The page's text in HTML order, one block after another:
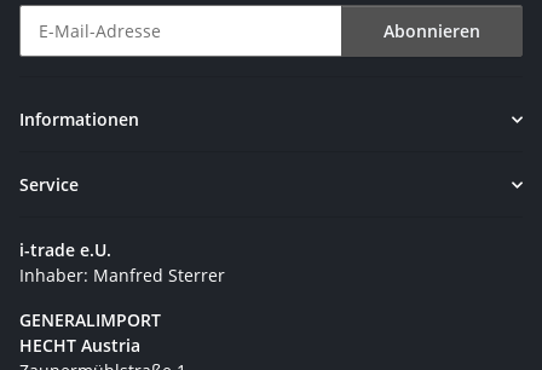
Abonnieren
Informationen
Service
i-trade e.U.
Inhaber: Manfred Sterrer
GENERALIMPORT
HECHT Austria